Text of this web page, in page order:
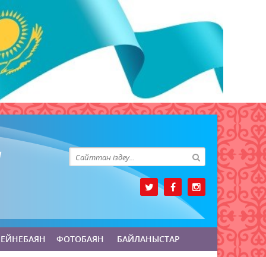
ФОТОБАЯН БАЙЛАНЫСТАР